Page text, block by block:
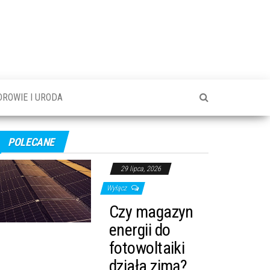
I URODA
POLECANE
29 lipca, 2026
Wyłącz
Czy magazyn
energii do
fotowoltaiki